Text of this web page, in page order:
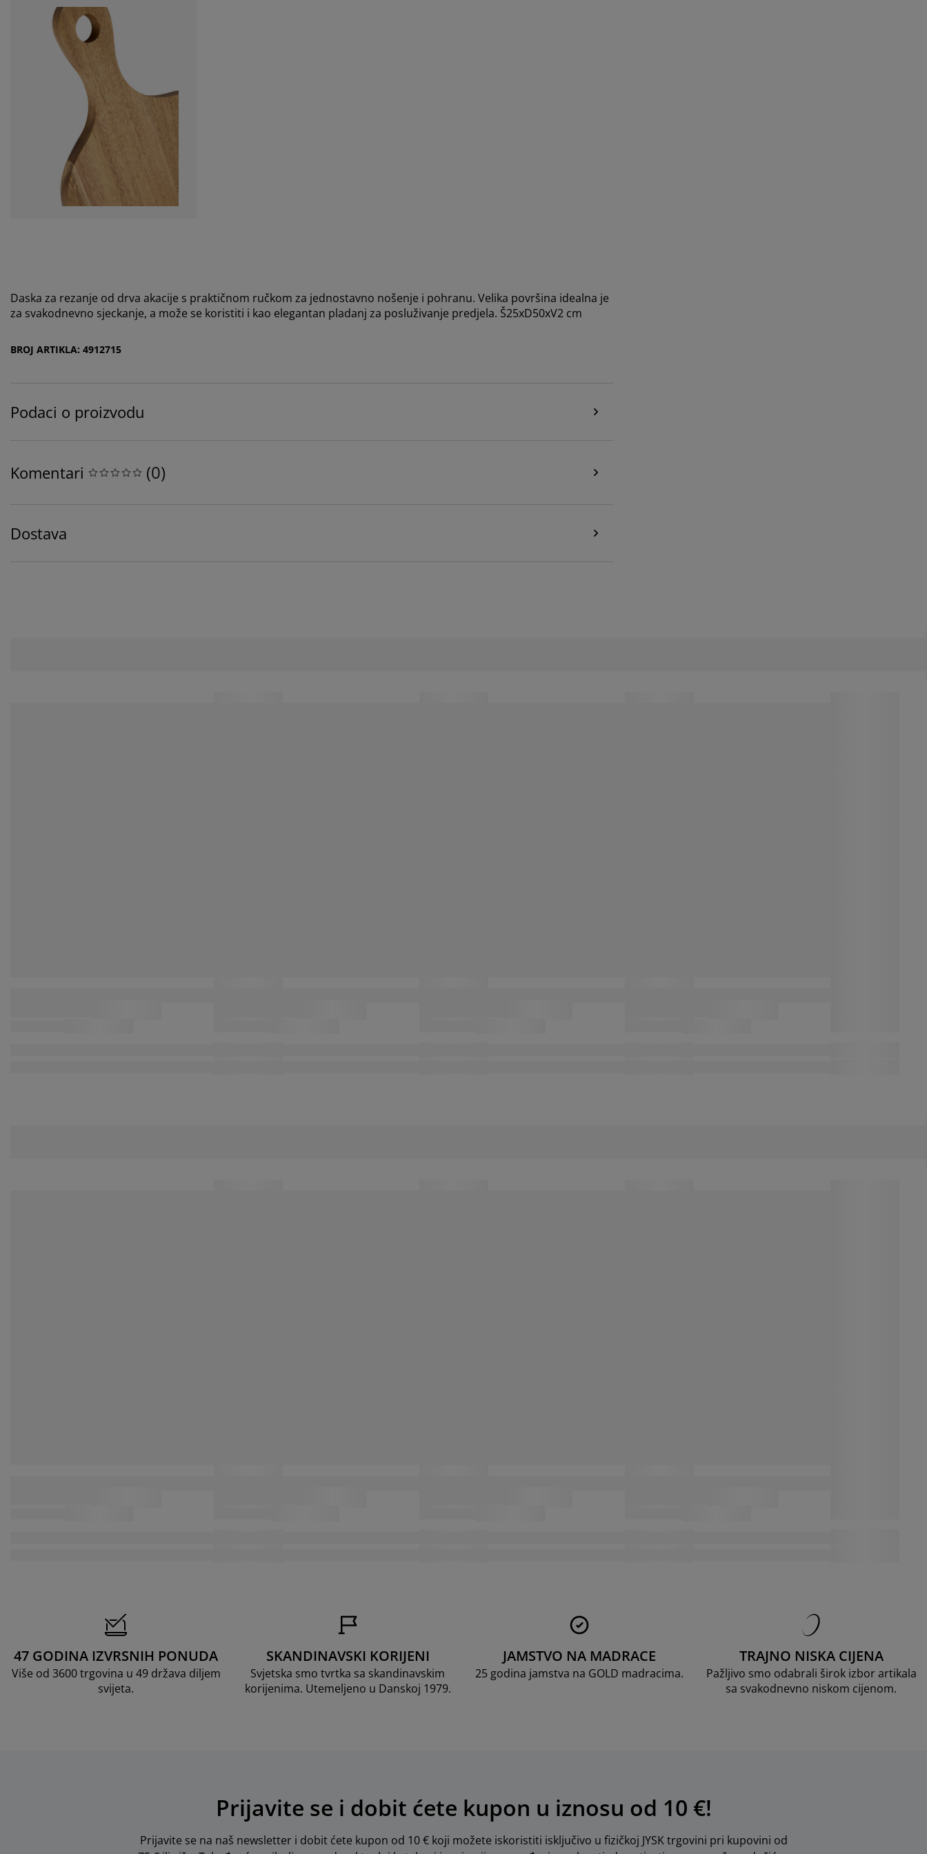
Daska za rezanje od drva akacije s praktičnom ručkom za jednostavno nošenje i pohranu. Velika površina idealna je
za svakodnevno sjeckanje, a može se koristiti i kao elegantan pladanj za posluživanje predjela. Š25xD50xV2 cm
BROJ ARTIKLA: 4912715
Podaci o proizvodu
Komentari (0)
Dostava
47 GODINA IZVRSNIH PONUDA
Više od 3600 trgovina u 49 država diljem
svijeta.
SKANDINAVSKI KORIJENI
Svjetska smo tvrtka sa skandinavskim
korijenima. Utemeljeno u Danskoj 1979.
JAMSTVO NA MADRACE
25 godina jamstva na GOLD madracima.
TRAJNO NISKA CIJENA
Pažljivo smo odabrali širok izbor artikala
sa svakodnevno niskom cijenom.
Prijavite se i dobit ćete kupon u iznosu od 10 €!
Prijavite se na naš newsletter i dobit ćete kupon od 10 € koji možete iskoristiti isključivo u fizičkoj JYSK trgovini pri kupovini od